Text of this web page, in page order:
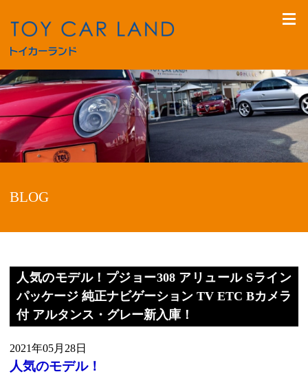
BLOG
人気のモデル！プジョー308 アリュール Sライン
パッケージ 純正ナビゲーション TV ETC Bカメラ
付 アルタンス・グレー新入庫！
2021年05月28日
人気のモデル！